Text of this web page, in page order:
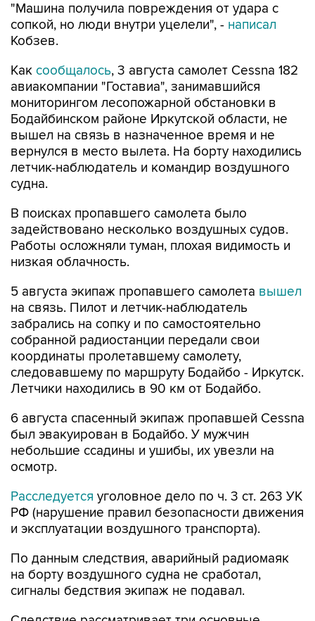
"Машина получила повреждения от удара с
сопкой, но люди внутри уцелели", - написал
Кобзев.
Как сообщалось, 3 августа самолет Cessna 182
авиакомпании "Гоставиа", занимавшийся
мониторингом лесопожарной обстановки в
Бодайбинском районе Иркутской области, не
вышел на связь в назначенное время и не
вернулся в место вылета. На борту находились
летчик-наблюдатель и командир воздушного
судна.
В поисках пропавшего самолета было
задействовано несколько воздушных судов.
Работы осложняли туман, плохая видимость и
низкая облачность.
5 августа экипаж пропавшего самолета вышел
на связь. Пилот и летчик-наблюдатель
забрались на сопку и по самостоятельно
собранной радиостанции передали свои
координаты пролетавшему самолету,
следовавшему по маршруту Бодайбо - Иркутск.
Летчики находились в 90 км от Бодайбо.
6 августа спасенный экипаж пропавшей Cessna
был эвакуирован в Бодайбо. У мужчин
небольшие ссадины и ушибы, их увезли на
осмотр.
Расследуется уголовное дело по ч. 3 ст. 263 УК
РФ (нарушение правил безопасности движения
и эксплуатации воздушного транспорта).
По данным следствия, аварийный радиомаяк
на борту воздушного судна не сработал,
сигналы бедствия экипаж не подавал.